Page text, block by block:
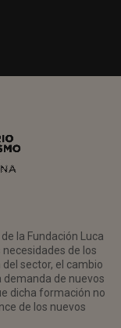
la Fundación Luca
de los
sector, el cambio
demanda de nuevos
dicha formación no
de los nuevos